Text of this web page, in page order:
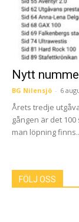
Nytt
BG Nilensjö - 6
Årets tredje
gången är det
man löpning
FÖLJ OSS